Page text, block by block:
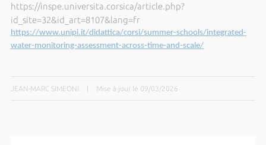
https://inspe.universita.corsica/article.php?
id_site=32&id_art=8107&lang=fr
https://www.unipi.it/didattica/corsi/summer-schools/integrated-
water-monitoring-assessment-across-time-and-scale/
JEAN-MARC SIMEONI Mise à jour le 09/03/2026